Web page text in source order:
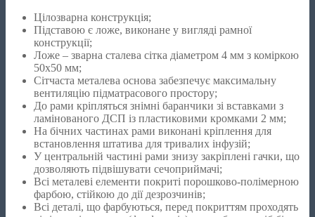
Цілозварна конструкція;
Підставою є ложе, виконане у вигляді рамної
конструкції;
Ложе – зварна сталева сітка діаметром 4 мм з коміркою
50х50 мм;
Сітчаста металева основа забезпечує максимальну
вентиляцію підматрасового простору;
До рами кріпляться знімні баранчики зі вставками з
ламінованого ДСП із пластиковими кромками 2 мм;
На бічних частинах рами виконані кріплення для
встановлення штатива для тривалих інфузій;
У центральній частині рами знизу закріплені гачки, що
дозволяють підвішувати сечоприймачі;
Всі металеві елементи покриті порошково-полімерною
фарбою, стійкою до дії дезрозчинів;
Всі деталі, що фарбуються, перед покриттям проходять